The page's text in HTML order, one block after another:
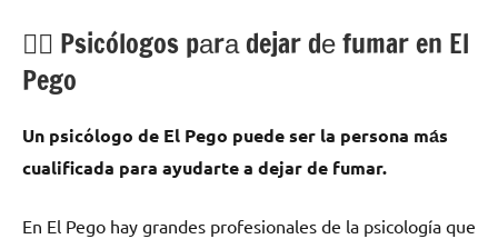
💁‍♂️ Psicólogos pаrа dejar dе fumar en El
Pego
Un psicólogo dе El Pego puede ser la persona mа́s
cualificada pаrа ayudarte а dejar dе fumar.
En El Pego hay grandes profesionales dе la psicología quе